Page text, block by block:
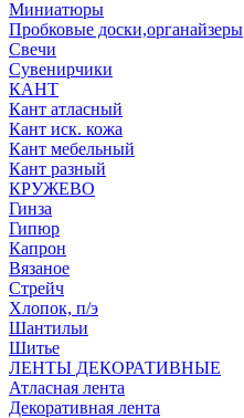
Миниатюры
Пробковые доски,органайзеры
Свечи
Сувенирчики
КАНТ
Кант атласный
Кант иск. кожа
Кант мебельный
Кант разный
КРУЖЕВО
Гинза
Гипюр
Капрон
Вязаное
Стрейч
Хлопок, п/э
Шантильи
Шитье
ЛЕНТЫ ДЕКОРАТИВНЫЕ
Атласная лента
Декоративная лента